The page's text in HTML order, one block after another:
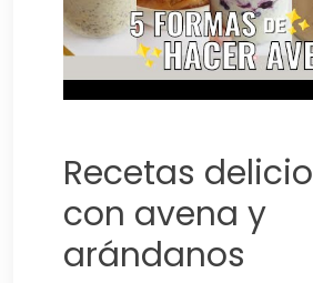
Recetas
con avena y
arándanos